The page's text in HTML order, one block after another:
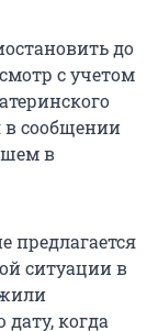
до
с учетом
в сообщении
в
предлагается
ситуации в
когда